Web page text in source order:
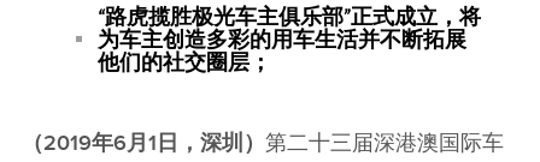
“路虎揽胜极光车主俱乐部”正式成立，将
为车主创造多彩的用车生活并不断拓展
他们的社交圈层；
（2019年6月 1 日，深圳） 第二十三届深港澳国际车